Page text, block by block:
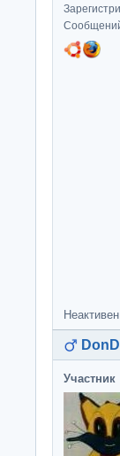
Неактивен
Участник